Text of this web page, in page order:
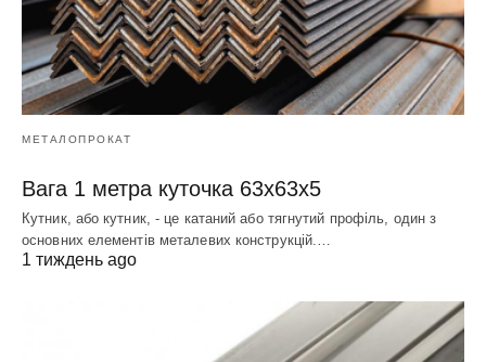
МЕТАЛОПРОКАТ
Вага 1 метра куточка 63х63х5
Кутник, або кутник, - це катаний або тягнутий профіль, один з
основних елементів металевих конструкцій.…
1 тиждень ago